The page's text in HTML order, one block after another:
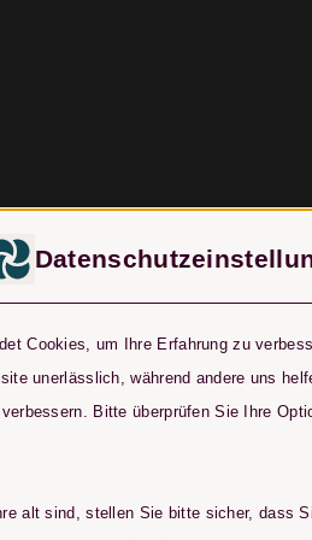
Up Now and get
Video Lesson
Cookies, um Ihre Erfahrung zu
unerlässlich, während andere uns
Bitte überprüfen Sie Ihre
alt sind, stellen Sie bitte sicher, dass